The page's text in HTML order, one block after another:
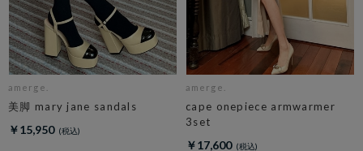
amerge.
美脚 mary jane sandals
￥15,950
amerge.
cape onepiece armwarmer
3set
￥17,600